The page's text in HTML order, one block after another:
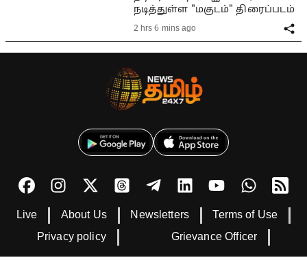
நடித்துள்ள "மகுடம்" திரைப்படம்
2 hrs 6 mins ago
Live About Us Newsletters
Terms of Use
Privacy policy
Grievance Officer